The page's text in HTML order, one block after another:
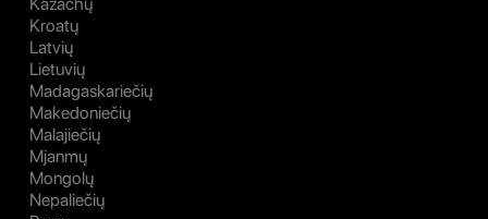
Kroatų
Latvių
Lietuvių
Madagaskariečių
Makedoniečių
Malajiečių
Mjanmų
Mongolų
Nepaliečių